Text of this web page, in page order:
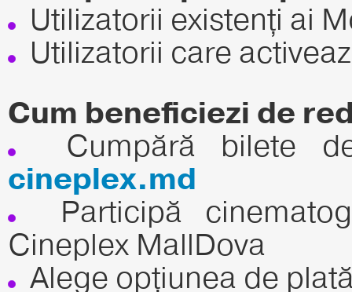
Utilizatorii existenți ai
Utilizatorii care
Cum beneficiezi de
Cumpără bilete
cineplex.md
Participă
Cineplex MallDova
Alege opțiunea de